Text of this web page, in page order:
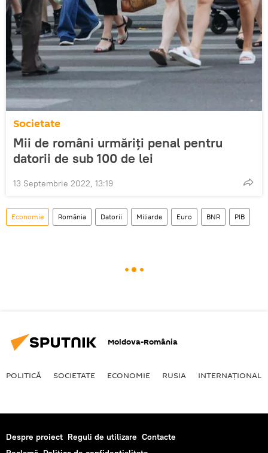
Societate
Mii de români urmăriți penal pentru
datorii de sub 100 de lei
13 Septembrie 2022, 13:19
Economie România Datorii Miliarde Euro BNR PIB
Moldova-România
POLITICĂ SOCIETATE ECONOMIE RUSIA INTERNAŢIONAL
Despre proiect Reguli de utilizare Contacte